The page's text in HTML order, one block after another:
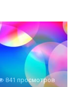
841 просмотров